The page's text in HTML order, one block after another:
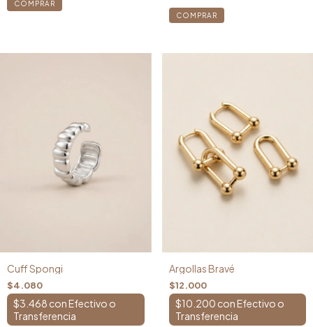
Cuff Spongi
$4.080
$3.468 con
Argollas Bravé
$12.000
$10.200 con